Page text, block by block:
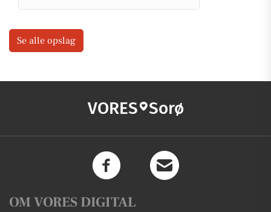
Se alle opslag
VORES Sorø
OM VORES DIGITAL